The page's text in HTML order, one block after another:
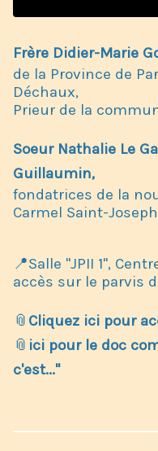
Frère Didier-Marie
de la Province de
Déchaux,
Prieur de la
Soeur Nathalie Le
Guillaumin,
fondatrices de la
Carmel Saint-
📍Salle "JPII 1",
accès sur le parvis
📎 Cliquez ici pour
📎 ici pour le doc
c'est..."